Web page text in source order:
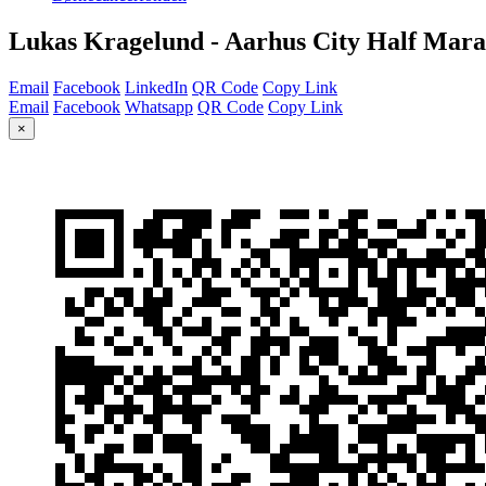
Lukas Kragelund - Aarhus City Half
Email Facebook LinkedIn QR Code Copy Link
Email Facebook Whatsapp QR Code Copy Link
×